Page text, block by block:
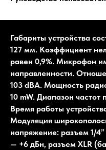
Габариты устройства
127 мм. Коэффициент
равен 0,9%. Микрофон
направленности.
103 dBA. Мощность
10 mW. Диапазон
Время работы
Модуляция
напряжение: разъем 1/
— +6 дБн, разъем XLR